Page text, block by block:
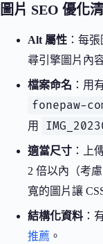
圖片 SEO 優化
Alt 屬性 ：每
尋引擎圖片內
檔案命名 ：用
fonepaw-
用
適當尺寸 ：上
2 倍以內（考
寬的圖片讓
結構化資料 ：
推薦 。